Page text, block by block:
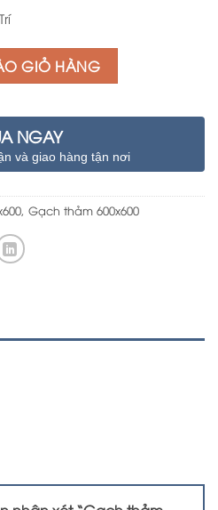
GIỎ HÀNG
NGAY
và giao hàng tận nơi
, Gạch thảm 600x600